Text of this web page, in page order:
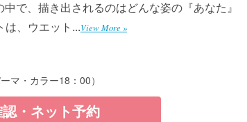
で、描き出されるのはどんな姿の『あなた』
、ウエット...View More »
マ・カラー18：00）
・ネット予約